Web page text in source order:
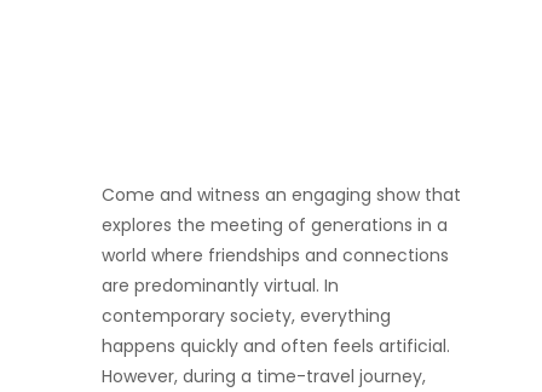
Come and witness an engaging show that
explores the meeting of generations in a
world where friendships and connections
are predominantly virtual. In
contemporary society, everything
happens quickly and often feels artificial.
However, during a time-travel journey,